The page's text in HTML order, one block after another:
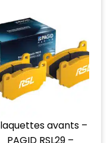
avants –
PAGID RSL29 –